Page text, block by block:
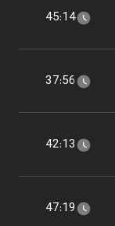
45:14
37:56
42:13
47:19